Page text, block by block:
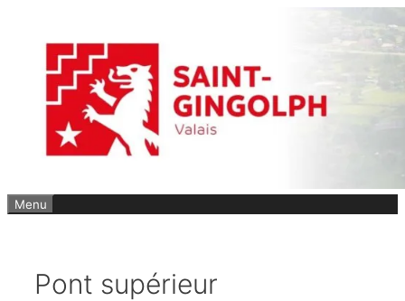
contenu
Menu
Pont supérieur